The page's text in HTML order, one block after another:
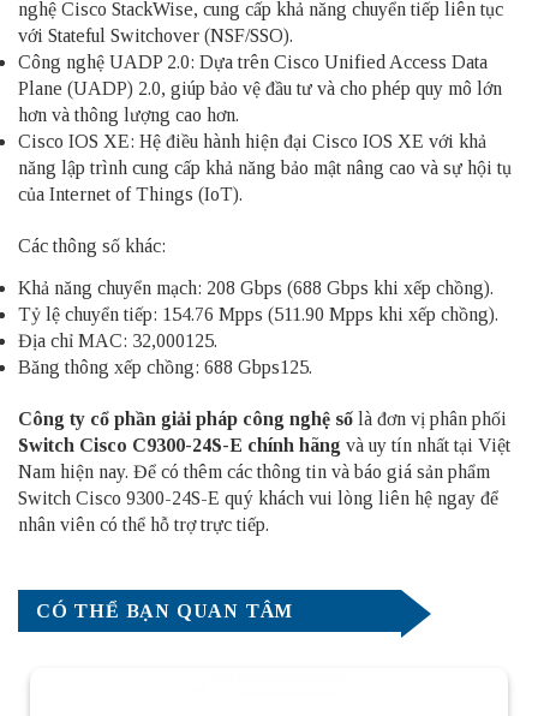
nghệ Cisco StackWise, cung cấp khả năng chuyển tiếp liên tục
với Stateful Switchover (NSF/SSO).
Công nghệ UADP 2.0: Dựa trên Cisco Unified Access Data
Plane (UADP) 2.0, giúp bảo vệ đầu tư và cho phép quy mô lớn
hơn và thông lượng cao hơn.
Cisco IOS XE: Hệ điều hành hiện đại Cisco IOS XE với khả
năng lập trình cung cấp khả năng bảo mật nâng cao và sự hội tụ
của Internet of Things (IoT).
Các thông số khác:
Khả năng chuyển mạch: 208 Gbps (688 Gbps khi xếp chồng).
Tỷ lệ chuyển tiếp: 154.76 Mpps (511.90 Mpps khi xếp chồng).
Địa chỉ MAC: 32,000125.
Băng thông xếp chồng: 688 Gbps125.
Công ty cổ phần giải pháp công nghệ số là đơn vị phân phối
Switch Cisco C9300-24S-E chính hãng và uy tín nhất tại Việt
Nam hiện nay. Để có thêm các thông tin và báo giá sản phẩm
Switch Cisco 9300-24S-E quý khách vui lòng liên hệ ngay để
nhân viên có thể hỗ trợ trực tiếp.
CÓ THỂ BẠN QUAN TÂM